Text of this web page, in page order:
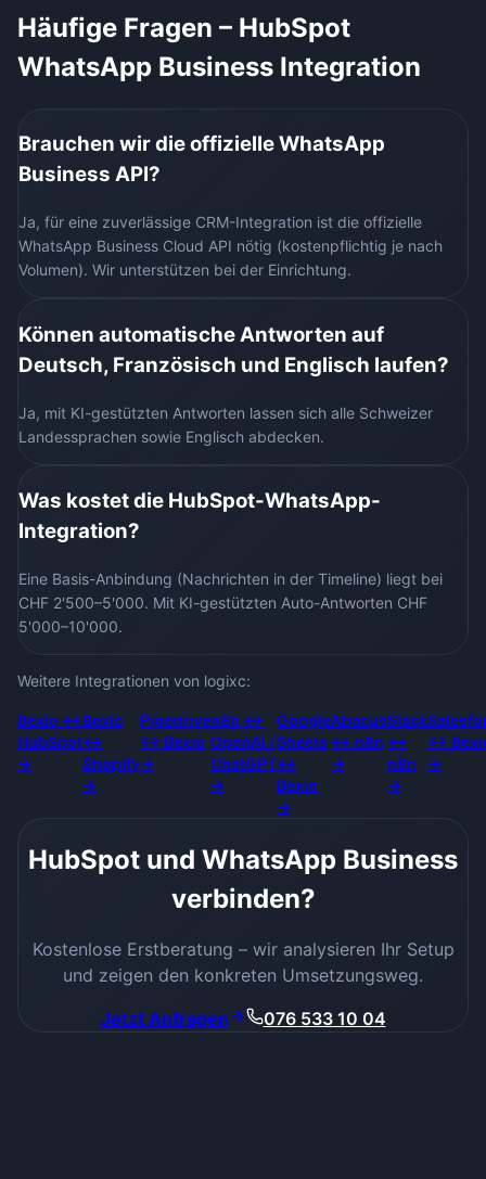
Häufige Fragen – HubSpot
WhatsApp Business Integration
Brauchen wir die offizielle WhatsApp
Business API?
Ja, für eine zuverlässige CRM-Integration ist die offizielle
WhatsApp Business Cloud API nötig (kostenpflichtig je nach
Volumen). Wir unterstützen bei der Einrichtung.
Können automatische Antworten auf
Deutsch, Französisch und Englisch laufen?
Ja, mit KI-gestützten Antworten lassen sich alle Schweizer
Landessprachen sowie Englisch abdecken.
Was kostet die HubSpot-WhatsApp-
Integration?
Eine Basis-Anbindung (Nachrichten in der Timeline) liegt bei
CHF 2'500–5'000. Mit KI-gestützten Auto-Antworten CHF
5'000–10'000.
Weitere Integrationen von logixc:
Bexio ↔
HubSpot
→
Bexio
↔
Shopify
→
Pipedrive
↔ Bexio
→
n8n ↔
OpenAI /
ChatGPT
→
Google
Sheets
↔
Bexio
→
Abacus
↔ n8n
→
Slack
↔
n8n
→
↔
→
HubSpot und WhatsApp Business
verbinden?
Kostenlose Erstberatung – wir analysieren Ihr Setup
und zeigen den konkreten Umsetzungsweg.
Jetzt Anfragen
076 533 10 04